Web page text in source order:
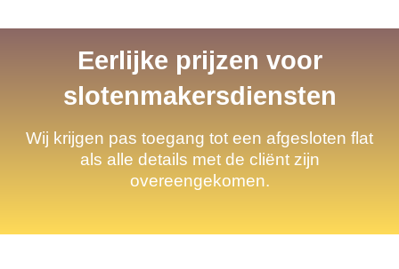
Eerlijke prijzen voor
slotenmakersdiensten
Wij krijgen pas toegang tot een afgesloten flat
als alle details met de cliënt zijn
overeengekomen.